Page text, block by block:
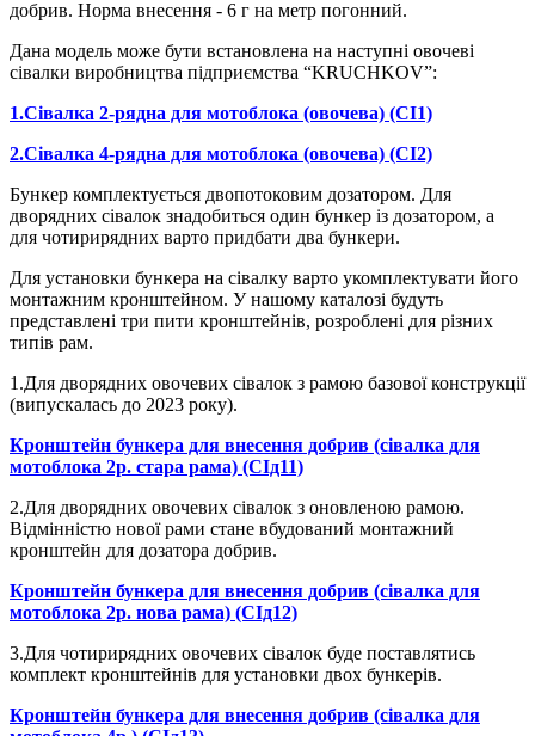
добрив. Норма внесення - 6 г на метр погонний.
Дана модель може бути встановлена на наступні овочеві
сівалки виробництва підприємства “KRUCHKOV”:
1.Сівалка 2-рядна для мотоблока (овочева) (СІ1)
2.Сівалка 4-рядна для мотоблока (овочева) (СІ2)
Бункер комплектується двопотоковим дозатором. Для
дворядних сівалок знадобиться один бункер із дозатором, а
для чотирирядних варто придбати два бункери.
Для установки бункера на сівалку варто укомплектувати його
монтажним кронштейном. У нашому каталозі будуть
представлені три пити кронштейнів, розроблені для різних
типів рам.
1.Для дворядних овочевих сівалок з рамою базової конструкції
(випускалась до 2023 року).
Кронштейн бункера для внесення добрив (сівалка для
мотоблока 2р. стара рама) (СІд11)
2.Для дворядних овочевих сівалок з оновленою рамою.
Відмінністю нової рами стане вбудований монтажний
кронштейн для дозатора добрив.
Кронштейн бункера для внесення добрив (сівалка для
мотоблока 2р. нова рама) (СІд12)
3.Для чотирирядних овочевих сівалок буде поставлятись
комплект кронштейнів для установки двох бункерів.
Кронштейн бункера для внесення добрив (сівалка для